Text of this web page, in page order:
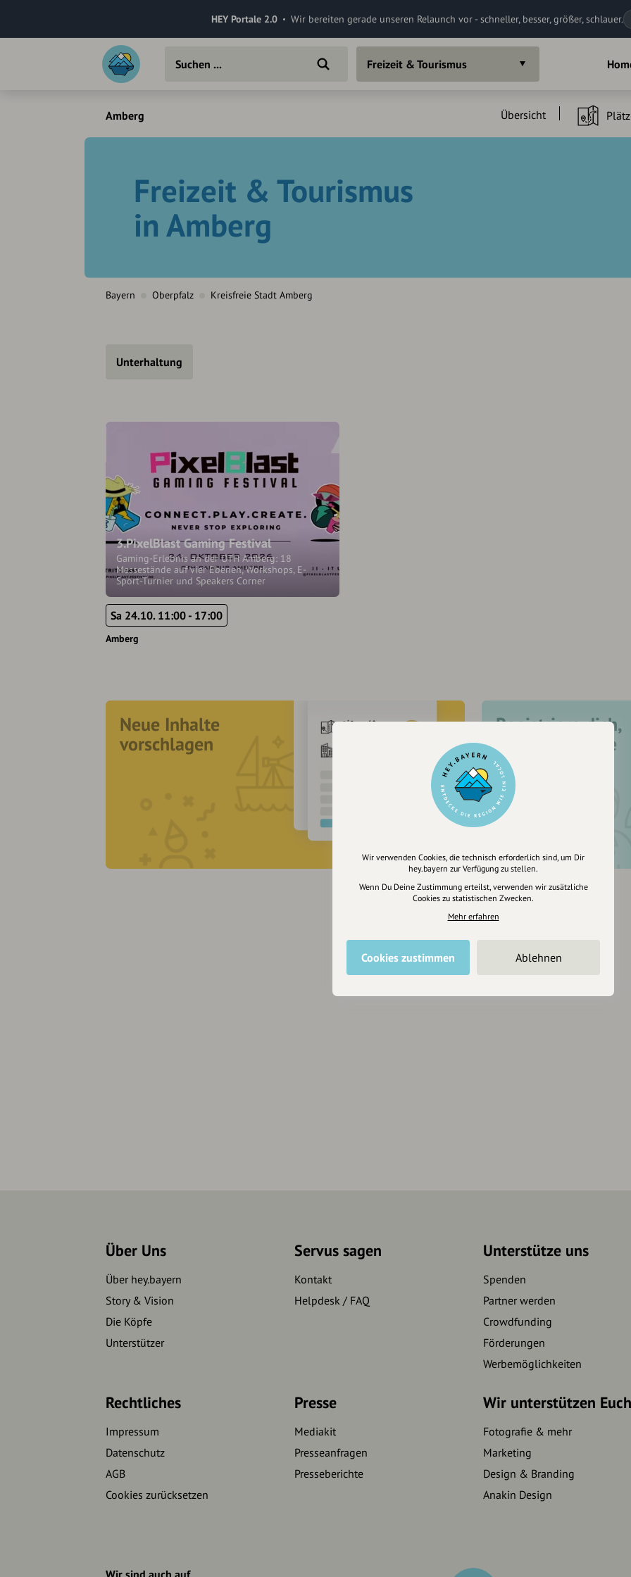
HEY Portale 2.0 Wir bereiten gerade unseren Relaunch vor - schneller, besser, größer, schlauer.
Freizeit & Tourismus
Amberg Übersicht
Freizeit & Tourismus
in Amberg
Bayern Oberpfalz Kreisfreie Stadt Amberg
Unterhaltung
3.PixelBlast Gaming Festival
Gaming-Erlebnis an der OTH Amberg: 18
Messestände auf vier Ebenen, Workshops, E-
Sport-Turnier und Speakers Corner
Sa 24.10. 11:00 - 17:00
Amberg
Neue Inhalte
vorschlagen
Registriere dich,
um dir Einträge
zu merken
Über Uns
Über hey.bayern
Story & Vision
Die Köpfe
Unterstützer
Servus sagen
Kontakt
Helpdesk / FAQ
Unterstütze uns
Spenden
Partner werden
Crowdfunding
Förderungen
Werbemöglichkeiten
Rechtliches
Impressum
Datenschutz
AGB
Cookies zurücksetzen
Presse
Mediakit
Presseanfragen
Presseberichte
Wir unterstützen Euch
Fotografie & mehr
Marketing
Design & Branding
Anakin Design
Wir verwenden Cookies, die technisch erforderlich sind, um Dir
hey.bayern zur Verfügung zu stellen.
Wenn Du Deine Zustimmung erteilst, verwenden wir zusätzliche
Cookies zu statistischen Zwecken.
Mehr erfahren
Cookies zustimmen Ablehnen